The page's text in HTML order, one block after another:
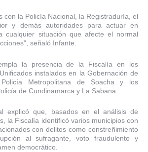
con la Policía Nacional, la Registraduría, el
y demás autoridades para actuar en
cualquier situación que afecte el normal
señaló Infante.
la presencia de la Fiscalía en los
instalados en la Gobernación de
Policía Metropolitana de Soacha y los
de Cundinamarca y La Sabana.
explicó que, basados en el análisis de
la Fiscalía identificó varios municipios con
con delitos como constreñimiento
al sufragante, voto fraudulento y
democrático.